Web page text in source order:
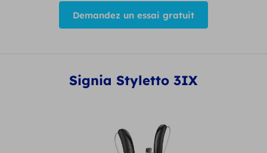
Demandez un essai gratuit
Signia Styletto 3IX